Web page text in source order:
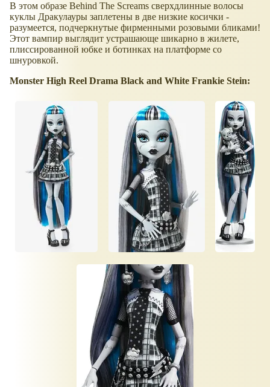
В этом образе Behind The Screams сверхдлинные волосы
куклы Дракулауры заплетены в две низкие косички -
разумеется, подчеркнутые фирменными розовыми бликами!
Этот вампир выглядит устрашающе шикарно в жилете,
плиссированной юбке и ботинках на платформе со
шнуровкой.
Monster High Reel Drama Black and White Frankie Stein: